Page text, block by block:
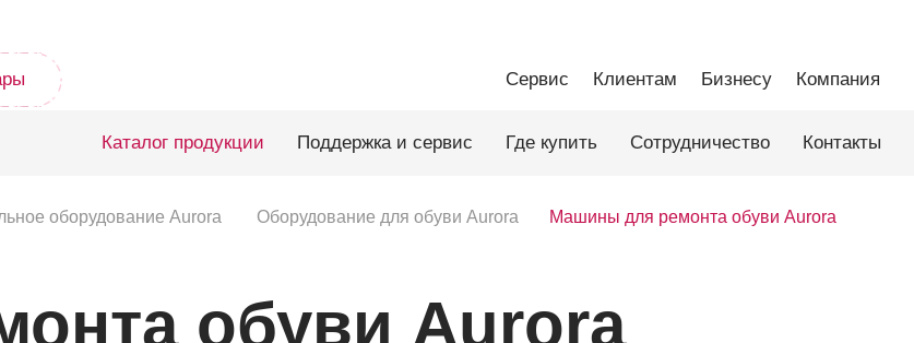
Сервис Клиентам Бизнесу Компания
Каталог продукции Поддержка и сервис Где купить Сотрудничество Контакты
оборудование Aurora Оборудование для обуви Aurora Машины для ремонта обуви Aurora
обуви Aurora